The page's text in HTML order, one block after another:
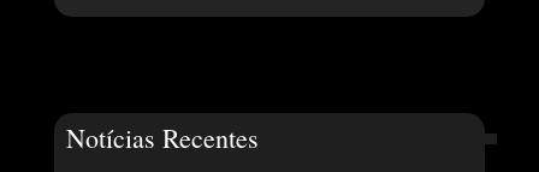
Notícias Recentes